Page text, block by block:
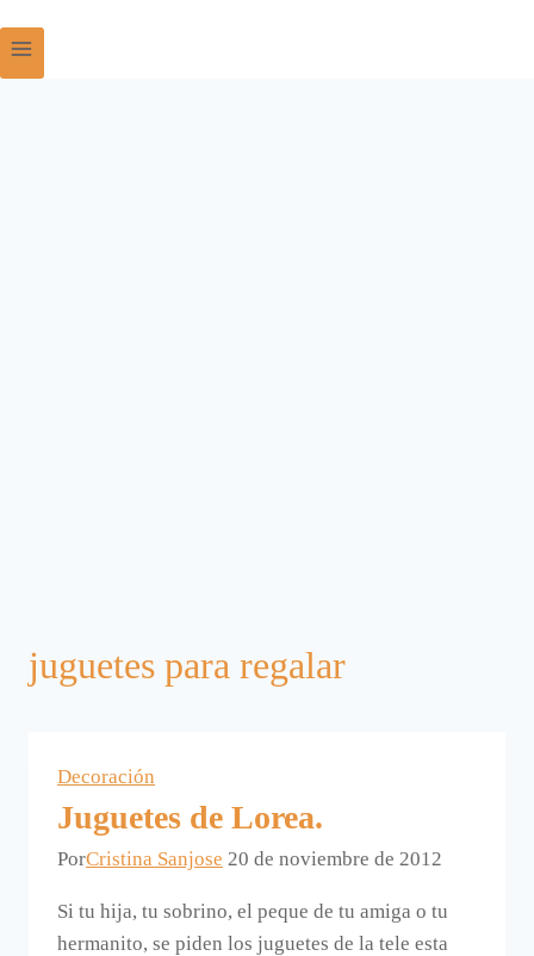
juguetes para regalar
Decoración
Juguetes de Lorea.
PorCristina Sanjose 20 de noviembre de 2012
Si tu hija, tu sobrino, el peque de tu amiga o tu
hermanito, se piden los juguetes de la tele esta